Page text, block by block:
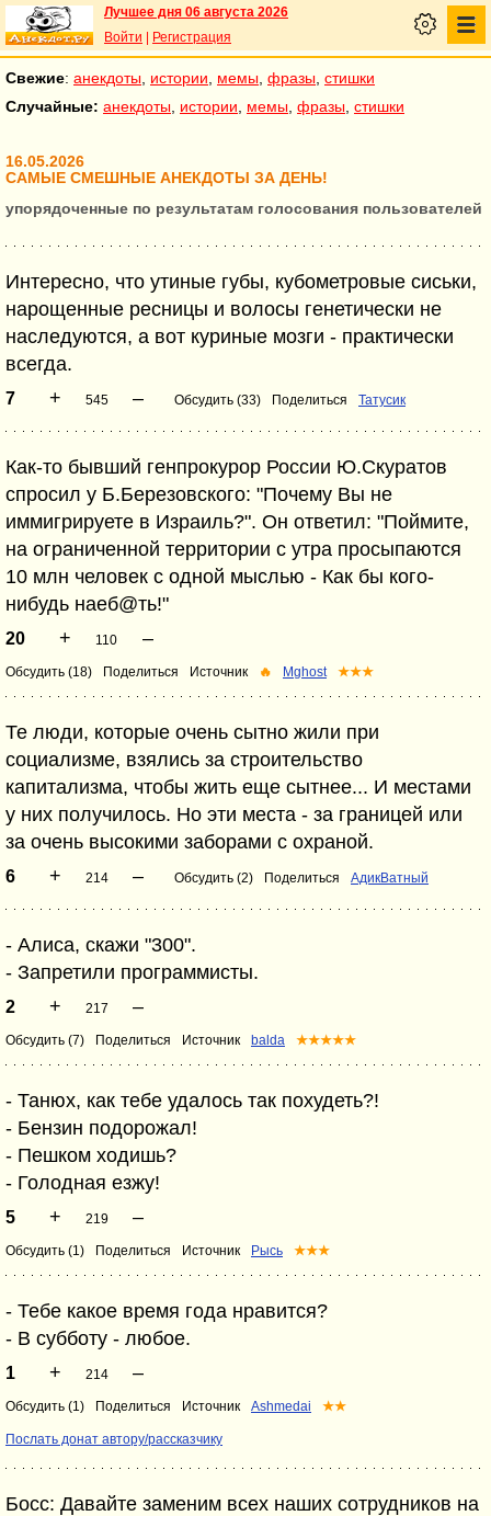
Лучшее дня 06 августа 2026
Войти
Регистрация
Свежие: анекдоты истории мемы фразы стишки
Случайные: анекдоты истории мемы фразы стишки
16.05.2026
САМЫЕ СМЕШНЫЕ АНЕКДОТЫ ЗА ДЕНЬ!
упорядоченные по результатам голосования пользователей
Интересно, что утиные губы, кубометровые сиськи,
нарощенные ресницы и волосы генетически не
наследуются, а вот куриные мозги - практически
всегда.
7 + 545 – Обсудить (33) Поделиться Татусик
Как-то бывший генпрокурор России Ю.Скуратов
спросил у Б.Березовского: "Почему Вы не
иммигрируете в Израиль?". Он ответил: "Поймите,
на ограниченной территории с утра просыпаются
10 млн человек с одной мыслью - Как бы кого-
нибудь наеб@ть!"
20 + 110 –
Обсудить (18) Поделиться Источник 🔥 Mghost ★★★
Те люди, которые очень сытно жили при
социализме, взялись за строительство
капитализма, чтобы жить еще сытнее... И местами
у них получилось. Но эти места - за границей или
за очень высокими заборами с охраной.
6 + 214 – Обсудить (2) Поделиться АдикВатный
- Алиса, скажи "300".
- Запретили программисты.
2 + 217 –
Обсудить (7) Поделиться Источник balda ★★★★★
- Танюх, как тебе удалось так похудеть?!
- Бензин подорожал!
- Пешком ходишь?
- Голодная езжу!
5 + 219 –
Обсудить (1) Поделиться Источник Рысь ★★★
- Тебе какое время года нравится?
- В субботу - любое.
1 + 214 –
Обсудить (1) Поделиться Источник Ashmedai ★★
Послать донат автору/рассказчику
Босс: Давайте заменим всех наших сотрудников на